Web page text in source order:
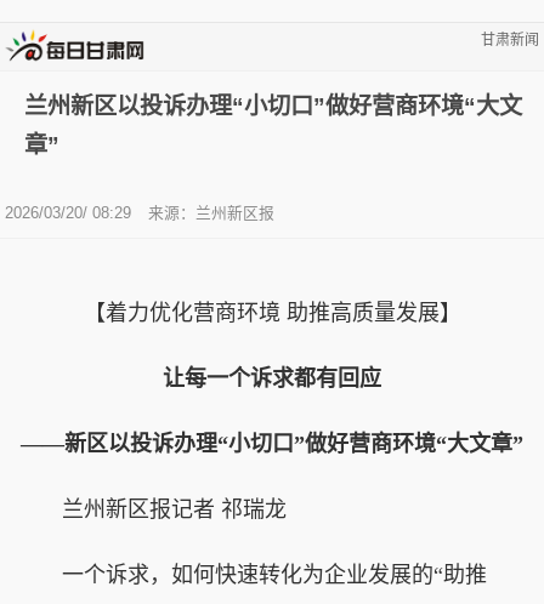
甘肃新闻
兰州新区以投诉办理“小切口”做好营商环境“大文
章”
2026/03/20/ 08:29 来源：兰州新区报
【着力优化营商环境 助推高质量发展】
让每一个诉求都有回应
——新区以投诉办理“小切口”做好营商环境“大文章”
兰州新区报记者 祁瑞龙
一个诉求，如何快速转化为企业发展的“助推